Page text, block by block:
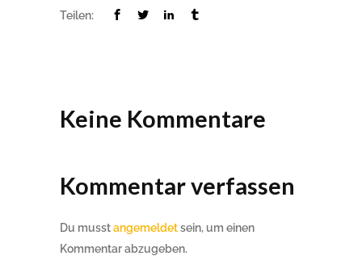
Teilen:
Keine Kommentare
Kommentar verfassen
Du musstangemeldetsein, um einen
Kommentar abzugeben.